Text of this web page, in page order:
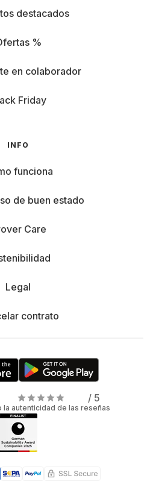
destacados
%
en colaborador
Friday
INFO
funciona
de buen estado
Care
Legal
contrato
/ 5
autenticidad de las reseñas